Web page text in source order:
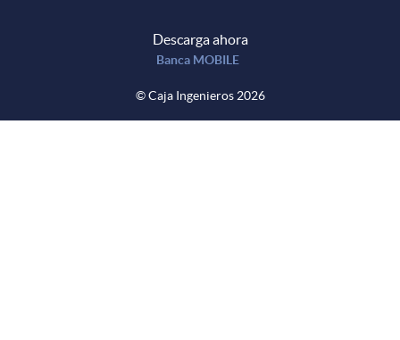
Descarga ahora
Banca MOBILE
© Caja Ingenieros 2026